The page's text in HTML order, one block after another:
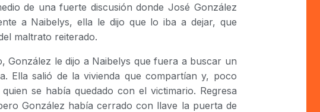
de una fuerte discusión donde José González
a Naibelys, ella le dijo que lo iba a dejar, que
maltrato reiterado.
González le dijo a Naibelys que fuera a buscar un
Ella salió de la vivienda que compartían y, poco
se había quedado con el victimario. Regresa
González había cerrado con llave la puerta de